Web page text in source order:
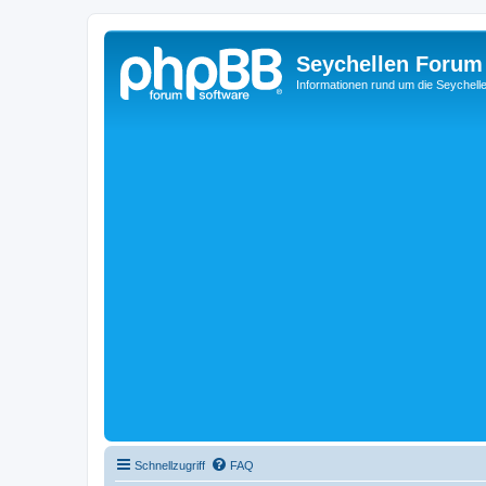
Seychellen Forum
Informationen rund um die
Schnellzugriff FAQ